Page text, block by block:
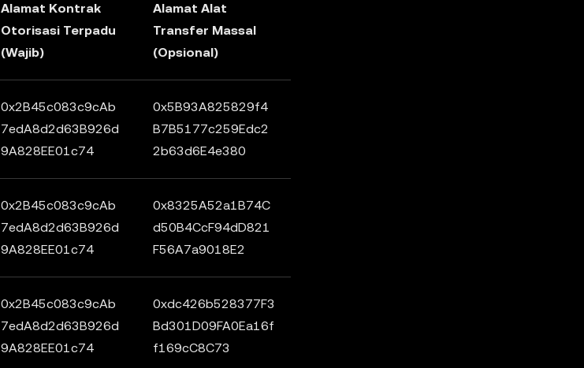
Alamat Kontrak
Otorisasi Terpadu
(Wajib)
Alamat Alat
Transfer Massal
(Opsional)
0x2B45c083c9cAb
7edA8d2d63B926d
9A828EE01c74
0x5B93A825829f4
B7B5177c259Edc2
2b63d6E4e380
0x2B45c083c9cAb
7edA8d2d63B926d
9A828EE01c74
0x8325A52a1B74C
d50B4CcF94dD821
F56A7a9018E2
0x2B45c083c9cAb
7edA8d2d63B926d
9A828EE01c74
0xdc426b528377F3
Bd301D09FA0Ea16f
f169cC8C73